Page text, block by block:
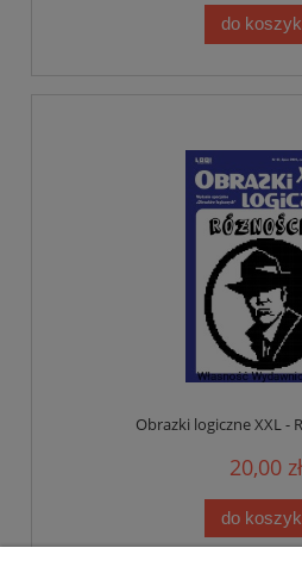
do
Obrazki logiczne XXL -
20,00 zł
do